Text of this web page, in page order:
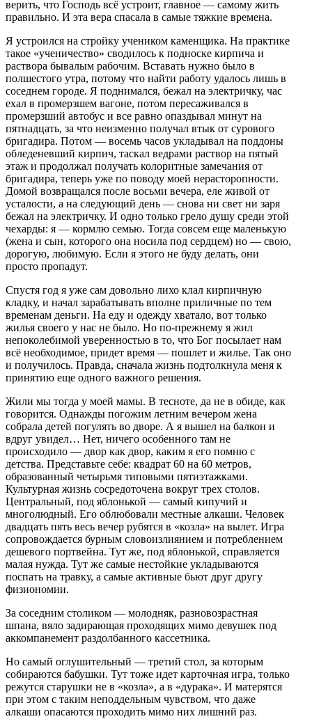
верить, что Господь всё устроит, главное — самому жить
правильно. И эта вера спасала в самые тяжкие времена.
Я устроился на стройку учеником каменщика. На практике
такое «ученичество» сводилось к подноске кирпича и
раствора бывалым рабочим. Вставать нужно было в
полшестого утра, потому что найти работу удалось лишь в
соседнем городе. Я поднимался, бежал на электричку, час
ехал в промерзшем вагоне, потом пересаживался в
промерзший автобус и все равно опаздывал минут на
пятнадцать, за что неизменно получал втык от сурового
бригадира. Потом — восемь часов укладывал на поддоны
обледеневший кирпич, таскал ведрами раствор на пятый
этаж и продолжал получать колоритные замечания от
бригадира, теперь уже по поводу моей нерасторопности.
Домой возвращался после восьми вечера, еле живой от
усталости, а на следующий день — снова ни свет ни заря
бежал на электричку. И одно только грело душу среди этой
чехарды: я — кормлю семью. Тогда совсем еще маленькую
(жена и сын, которого она носила под сердцем) но — свою,
дорогую, любимую. Если я этого не буду делать, они
просто пропадут.
Спустя год я уже сам довольно лихо клал кирпичную
кладку, и начал зарабатывать вполне приличные по тем
временам деньги. На еду и одежду хватало, вот только
жилья своего у нас не было. Но по-прежнему я жил
непоколебимой уверенностью в то, что Бог посылает нам
всё необходимое, придет время — пошлет и жилье. Так оно
и получилось. Правда, сначала жизнь подтолкнула меня к
принятию еще одного важного решения.
Жили мы тогда у моей мамы. В тесноте, да не в обиде, как
говорится. Однажды погожим летним вечером жена
собрала детей погулять во дворе. А я вышел на балкон и
вдруг увидел… Нет, ничего особенного там не
происходило — двор как двор, каким я его помню с
детства. Представьте себе: квадрат 60 на 60 метров,
образованный четырьмя типовыми пятиэтажками.
Культурная жизнь сосредоточена вокруг трех столов.
Центральный, под яблонькой — самый кипучий и
многолюдный. Его облюбовали местные алкаши. Человек
двадцать пять весь вечер рубятся в «козла» на вылет. Игра
сопровождается бурным словоизлиянием и потреблением
дешевого портвейна. Тут же, под яблонькой, справляется
малая нужда. Тут же самые нестойкие укладываются
поспать на травку, а самые активные бьют друг другу
физиономии.
За соседним столиком — молодняк, разновозрастная
шпана, вяло задирающая проходящих мимо девушек под
аккомпанемент раздолбанного кассетника.
Но самый оглушительный — третий стол, за которым
собираются бабушки. Тут тоже идет карточная игра, только
режутся старушки не в «козла», а в «дурака». И матерятся
при этом с таким неподдельным чувством, что даже
алкаши опасаются проходить мимо них лишний раз.